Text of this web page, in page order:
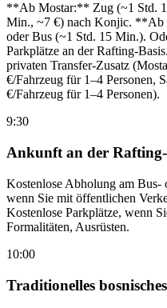
**Ab Mostar:** Zug (~1 Std.
Min., ~7 €) nach Konjic. **Ab
oder Bus (~1 Std. 15 Min.).
Parkplätze an der Rafting-
privaten Transfer-Zusatz
€/Fahrzeug für 1–4 Personen,
€/Fahrzeug für 1–4 Personen).
9:30
Ankunft an der
Kostenlose Abholung am
wenn Sie mit öffentlichen
Kostenlose Parkplätze, wenn
Formalitäten, Ausrüsten.
10:00
Traditionelles